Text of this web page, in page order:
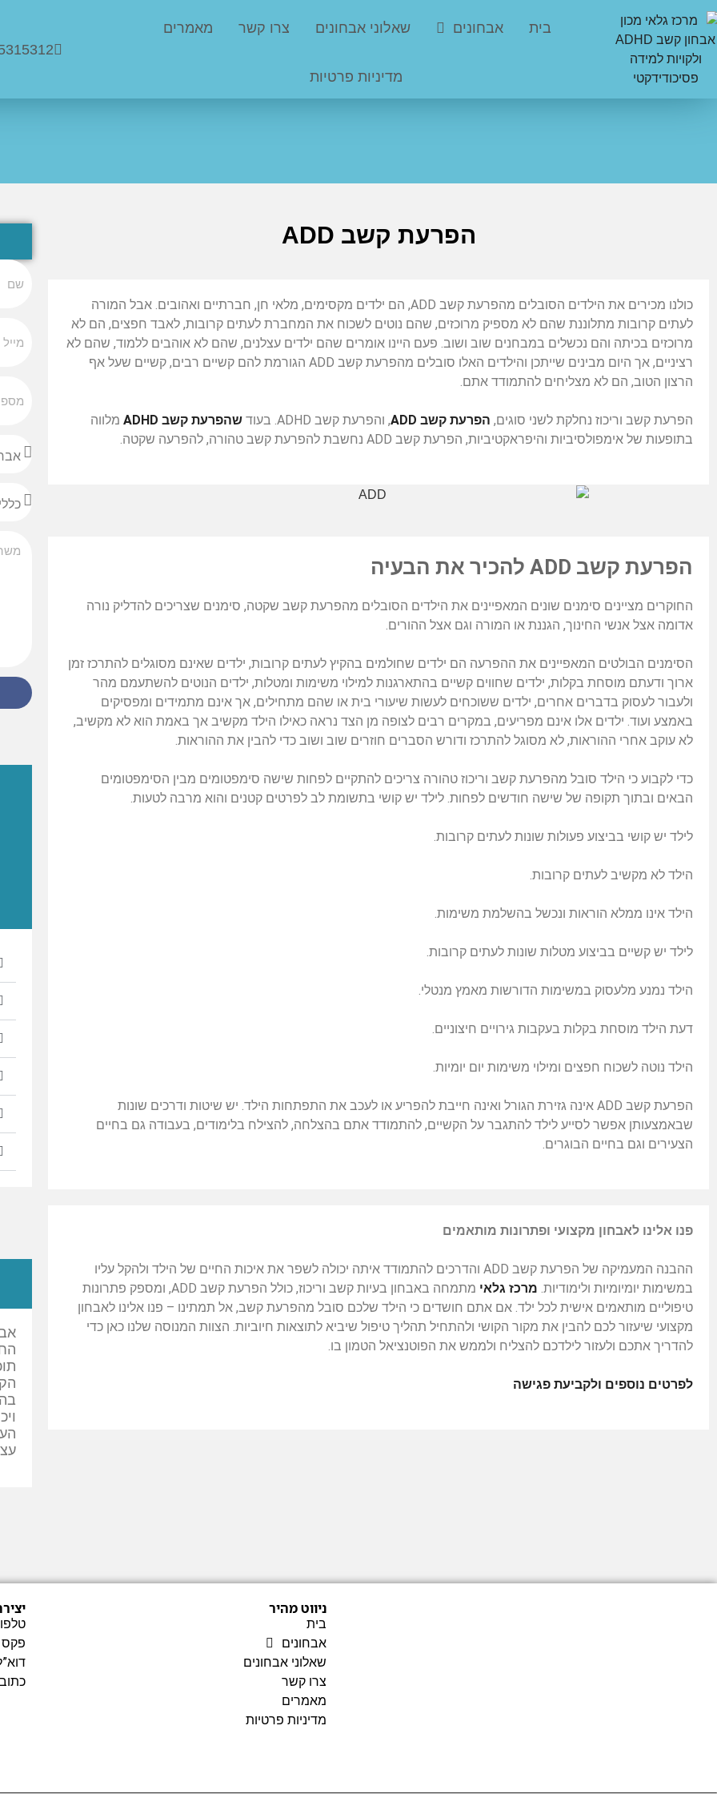
בית אבחונים שאלוני אבחונים צרו קשר מאמרים
מדיניות פרטיות
הפרעת קשב ADD
כולנו מכירים את הילדים הסובלים מהפרעת קשב ADD, הם ילדים מקסימים, מלאי חן, חברתיים ואהובים. אבל המורה
לעתים קרובות מתלוננת שהם לא מספיק מרוכזים, שהם נוטים לשכוח את המחברת לעתים קרובות, לאבד חפצים, הם לא
מרוכזים בכיתה והם נכשלים במבחנים שוב ושוב. פעם היינו אומרים שהם ילדים עצלנים, שהם לא אוהבים ללמוד, שהם לא
רציניים, אך היום מבינים שייתכן והילדים האלו סובלים מהפרעת קשב ADD הגורמת להם קשיים רבים, קשיים שעל אף
הרצון הטוב, הם לא מצליחים להתמודד אתם.
הפרעת קשב וריכוז נחלקת לשני סוגים, הפרעת קשב ADD , והפרעת קשב ADHD. בעוד שהפרעת קשב ADHD
מלווה
בתופעות של אימפולסיביות והיפראקטיביות, הפרעת קשב ADD נחשבת להפרעת קשב טהורה, להפרעה שקטה.
הפרעת קשב את הבעיה
החוקרים מציינים סימנים שונים המאפיינים את הילדים הסובלים מהפרעת קשב שקטה, סימנים שצריכים להדליק נורה
אדומה אצל אנשי החינוך, הגננת או המורה וגם אצל ההורים.
הסימנים הבולטים המאפיינים את ההפרעה הם ילדים שחולמים בהקיץ לעתים קרובות, ילדים שאינם מסוגלים להתרכז זמן
ארוך ודעתם מוסחת בקלות, ילדים שחווים קשיים בהתארגנות למילוי משימות ומטלות, ילדים הנוטים להשתעמם מהר
ולעבור לעסוק בדברים אחרים, ילדים ששוכחים לעשות שיעורי בית או שהם מתחילים, אך אינם מתמידים ומפסיקים
באמצע ועוד. ילדים אלו אינם מפריעים, במקרים רבים לצופה מן הצד נראה כאילו הילד מקשיב אך באמת הוא לא מקשיב,
לא עוקב אחרי ההוראות, לא מסוגל להתרכז ודורש הסברים חוזרים שוב ושוב כדי להבין את ההוראות.
כדי לקבוע כי הילד סובל מהפרעת קשב וריכוז טהורה צריכים להתקיים לפחות שישה סימפטומים מבין הסימפטומים
הבאים ובתוך תקופה של שישה חודשים לפחות. לילד יש קושי בתשומת לב לפרטים קטנים והוא מרבה לטעות.
לילד יש קושי בביצוע פעולות שונות לעתים קרובות.
הילד לא מקשיב לעתים קרובות.
הילד אינו ממלא הוראות ונכשל בהשלמת משימות.
לילד יש קשיים בביצוע מטלות שונות לעתים קרובות.
הילד נמנע מלעסוק במשימות הדורשות מאמץ מנטלי.
דעת הילד מוסחת בקלות בעקבות גירויים חיצוניים.
הילד נוטה לשכוח חפצים ומילוי משימות יום יומיות.
הפרעת קשב ADD אינה גזירת הגורל ואינה חייבת להפריע או לעכב את התפתחות הילד. יש שיטות ודרכים שונות
שבאמצעותן אפשר לסייע לילד להתגבר על הקשיים, להתמודד אתם בהצלחה, להצילח בלימודים, בעבודה גם בחיים
הצעירים וגם בחיים הבוגרים.
פנו אלינו לאבחון מקצועי ופתרונות מותאמים
ההבנה המעמיקה של הפרעת קשב ADD והדרכים להתמודד איתה יכולה לשפר את איכות החיים של הילד ולהקל עליו
במשימות יומיומיות ולימודיות. מרכז גלאי
מתמחה באבחון בעיות קשב וריכוז, כולל הפרעת קשב ADD, ומספק פתרונות
טיפוליים מותאמים אישית לכל ילד. אם אתם חושדים כי הילד שלכם סובל מהפרעת קשב, אל תמתינו – פנו אלינו לאבחון
מקצועי שיעזור לכם להבין את מקור הקושי ולהתחיל תהליך טיפול שיביא לתוצאות חיוביות. הצוות המנוסה שלנו כאן כדי
להדריך אתכם ולעזור לילדכם להצליח ולממש את הפוטנציאל הטמון בו.
לפרטים נוספים ולקביעת פגישה
ניווט מהיר
בית
אבחונים
שאלוני אבחונים
צרו קשר
מאמרים
מדיניות פרטיות
פקס – 08-